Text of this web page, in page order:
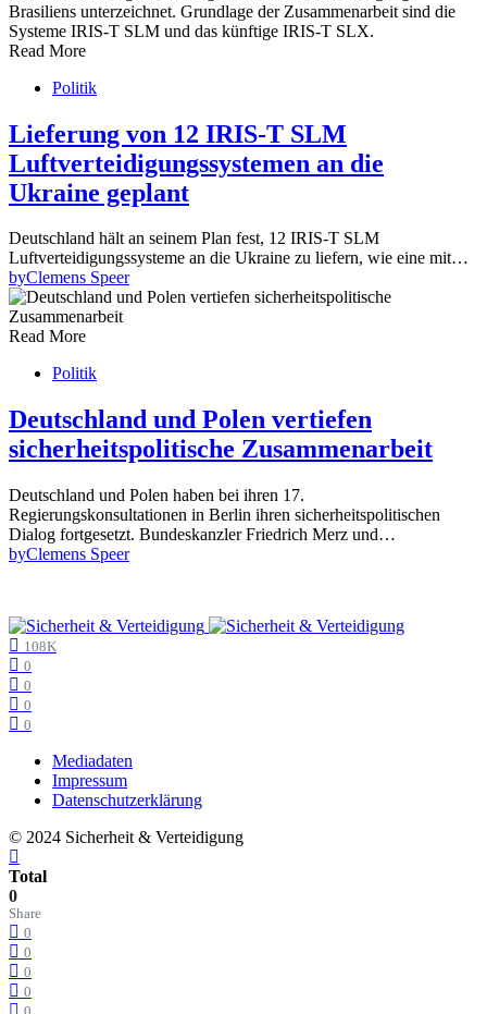
Read More
Politik
Lieferung von 12 IRIS-T SLM
Luftverteidigungssystemen an die
Ukraine geplant
Deutschland hält an seinem Plan fest, 12 IRIS-T SLM
Luftverteidigungssysteme an die Ukraine zu liefern, wie eine mit…
byClemens Speer
Read More
Politik
Deutschland und Polen vertiefen
sicherheitspolitische Zusammenarbeit
Deutschland und Polen haben bei ihren 17.
Regierungskonsultationen in Berlin ihren sicherheitspolitischen
Dialog fortgesetzt. Bundeskanzler Friedrich Merz und…
byClemens Speer
108K
0
0
0
0
Mediadaten
Impressum
Datenschutzerklärung
© 2024 Sicherheit & Verteidigung
Total
0
Share
0
0
0
0